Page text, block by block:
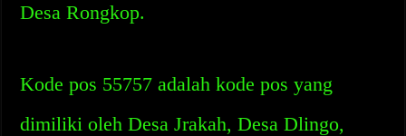
Desa Rongkop.
Kode pos 55757 adalah kode pos yang
dimiliki oleh Desa Jrakah, Desa Dlingo,